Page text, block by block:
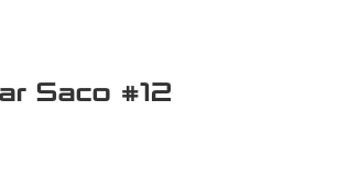
Saco #12